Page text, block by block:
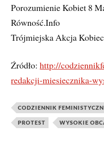
Porozumienie Kobiet 8
Równość.Info
Trójmiejska Akcja
Źródło:http://
redakcji-miesiecznika-
CODZIENNIK
PROTEST WYSOKIE